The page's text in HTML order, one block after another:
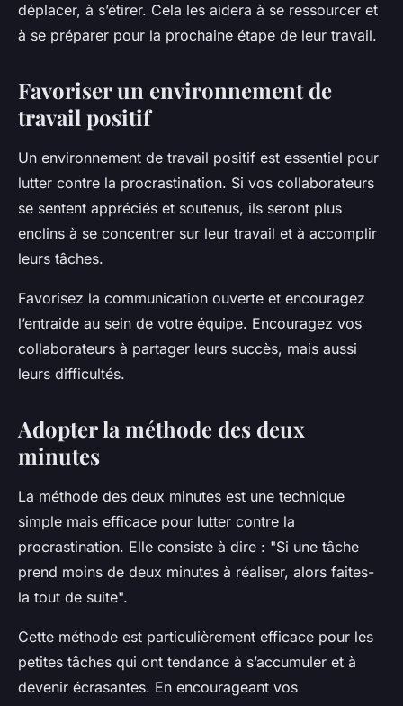
déplacer, à s’étirer. Cela les aidera à se ressourcer et
à se préparer pour la prochaine étape de leur travail.
Favoriser un environnement de
travail positif
Un environnement de travail positif est essentiel pour
lutter contre la procrastination. Si vos collaborateurs
se sentent appréciés et soutenus, ils seront plus
enclins à se concentrer sur leur travail et à accomplir
leurs tâches.
Favorisez la communication ouverte et encouragez
l’entraide au sein de votre équipe. Encouragez vos
collaborateurs à partager leurs succès, mais aussi
leurs difficultés.
Adopter la méthode des deux
minutes
La méthode des deux minutes est une technique
simple mais efficace pour lutter contre la
procrastination. Elle consiste à dire : "Si une tâche
prend moins de deux minutes à réaliser, alors faites-
la tout de suite".
Cette méthode est particulièrement efficace pour les
petites tâches qui ont tendance à s’accumuler et à
devenir écrasantes. En encourageant vos